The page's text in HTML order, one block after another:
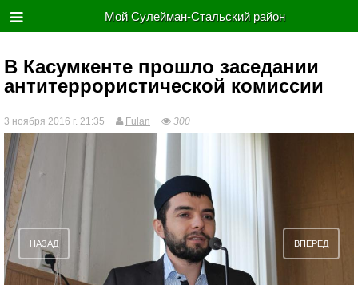
Мой Сулейман-Стальский район
В Касумкенте прошло заседании
антитеррористической комиссии
3 ноября 2016 г. 21:35 Fulan 300
НАЗАД ВПЕРЁД